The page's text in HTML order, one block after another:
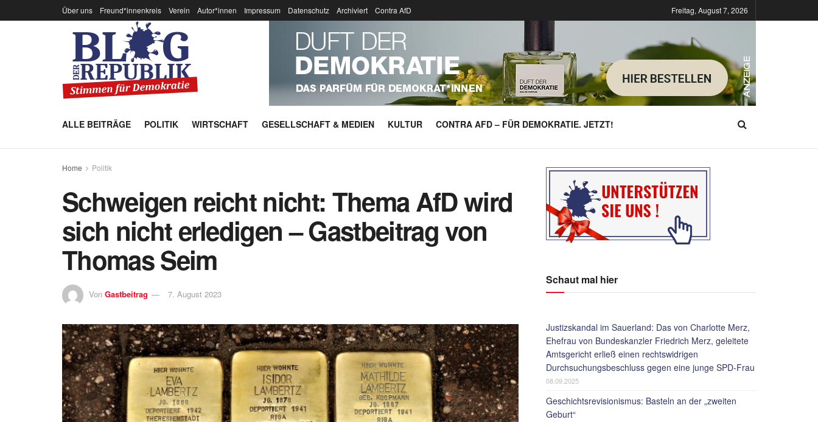
Über uns Freund*innenkreis Verein Autor*innen Impressum Datenschutz Archiviert Contra AfD Freitag, August 7, 2026
ALLE BEITRÄGE POLITIK WIRTSCHAFT GESELLSCHAFT & MEDIEN KULTUR CONTRA AFD – FÜR DEMOKRATIE. JETZT!
Home Politik
Schweigen reicht nicht: Thema AfD wird
sich nicht erledigen – Gastbeitrag von
Thomas Seim
Von Gastbeitrag 7. August 2023
Schaut mal hier
Justizskandal im Sauerland: Das von Charlotte Merz,
Ehefrau von Bundeskanzler Friedrich Merz, geleitete
Amtsgericht erließ einen rechtswidrigen
Durchsuchungsbeschluss gegen eine junge SPD-Frau
08.09.2025
Geschichtsrevisionismus: Basteln an der „zweiten
Geburt“